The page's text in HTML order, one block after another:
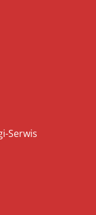
Serwis